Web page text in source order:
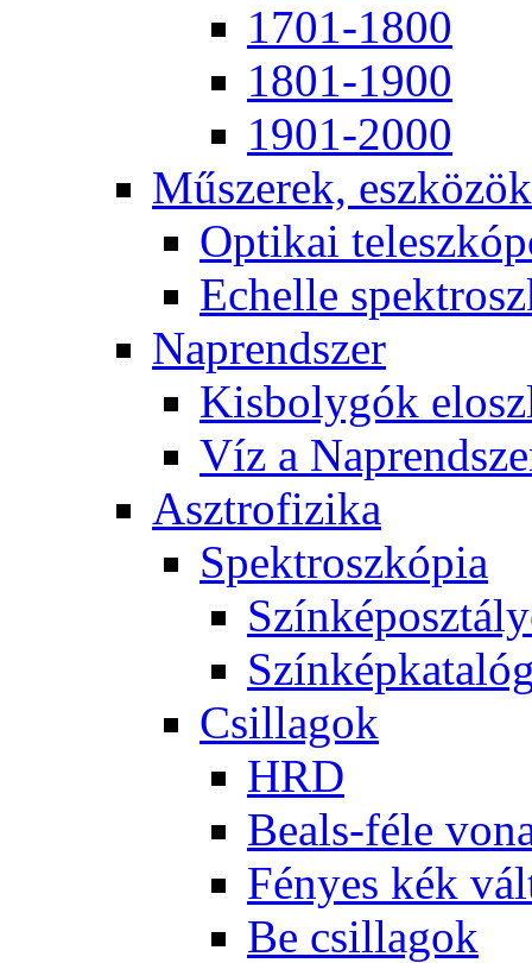
1701-1800
1801-1900
1901-2000
Mű­sze­rek, esz­kö­zök
Op­ti­kai
Echel­le
Nap­rend­szer
Kis­boly­gók
Víz a
Aszt­ro­fi­zi­ka
Spekt­rosz­kó­pia
Csil­la­gok
HRD
Be­als-fé­le
Fé­nyes kék
Be csil­la­gok